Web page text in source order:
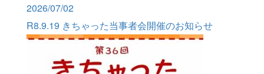
2026/07/02
R8.9.19 きちゃった当事者会開催のお知らせ